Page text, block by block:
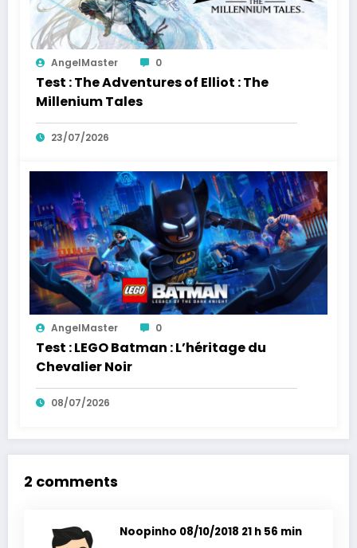
AngelMaster 0
Test : The Adventures of Elliot : The
Millenium Tales
23/07/2026
AngelMaster 0
Test : LEGO Batman : L’héritage du
Chevalier Noir
08/07/2026
2 comments
Noopinho 08/10/2018 21 h 56 min